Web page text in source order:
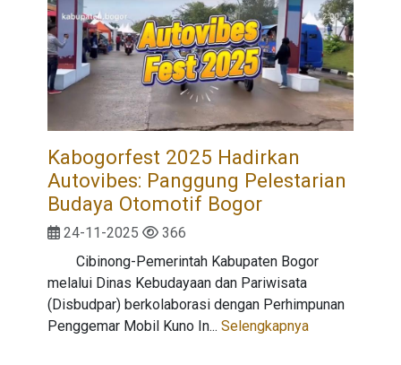
Kabogorfest 2025 Hadirkan
Autovibes: Panggung Pelestarian
Budaya Otomotif Bogor
24-11-2025
366
Cibinong-Pemerintah Kabupaten Bogor
melalui Dinas Kebudayaan dan Pariwisata
(Disbudpar) berkolaborasi dengan Perhimpunan
Penggemar Mobil Kuno In... Selengkapnya